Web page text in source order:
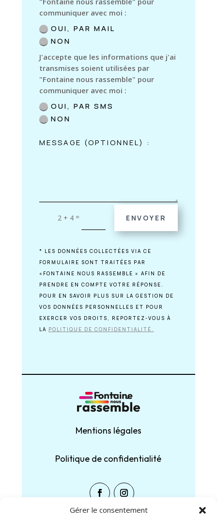
Gérer le consentement
communiquer avec moi :
OUI, PAR MAIL
NON
J'accepte que les informations que j'ai
transmises soient utilisées par
"Fontaine nous rassemble" pour
communiquer avec moi :
OUI, PAR SMS
NON
2 + 4= ENVOYER
* LES DONNÉES COLLECTÉES VIA CE
FORMULAIRE SONT TRAITÉES PAR
«FONTAINE NOUS RASSEMBLE » AFIN DE
PRENDRE EN COMPTE VOTRE RÉPONSE.
POUR EN SAVOIR PLUS SUR LA GESTION DE
VOS DONNÉES PERSONNELLES ET POUR
EXERCER VOS DROITS, REPORTEZ-VOUS À
LA POLITIQUE DE CONFIDENTIALITÉ.
Mentions légales
Politique de confidentialité